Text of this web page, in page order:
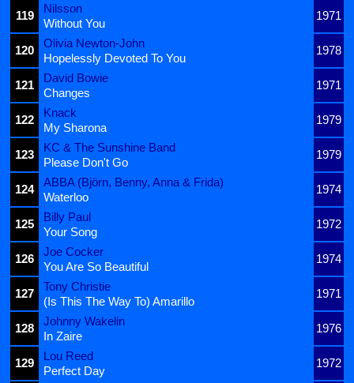
119
Nilsson
1971
Without You
120
Olivia Newton-John
1978
Hopelessly Devoted To You
121
David Bowie
1971
Changes
122
Knack
1979
My Sharona
123
KC & The Sunshine Band
1979
Please Don't Go
124
ABBA (Björn, Benny, Anna & Frida)
1974
Waterloo
125
Billy Paul
1972
Your Song
126
Joe Cocker
1974
You Are So Beautiful
127
Tony Christie
1971
(Is This The Way To) Amarillo
128
Johnny Wakelin
1976
In Zaire
129
Lou Reed
1972
Perfect Day